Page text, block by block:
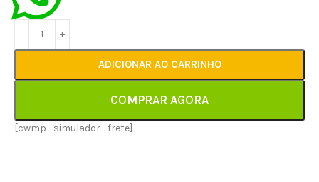
ADICIONAR AO CARRINHO
COMPRAR AGORA
[cwmp_simulador_frete]